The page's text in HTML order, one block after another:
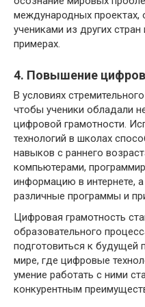
международных проектах,
учениками из других
примерах.
4. Повышение
В условиях
чтобы ученики обладали
цифровой грамотности.
технологий в школах
навыков с раннего
компьютерами,
информацию в интернете,
различные программы и
Цифровая грамотность
образовательного
подготовиться к будущей
мире, где цифровые
умение работать с ними
конкурентным